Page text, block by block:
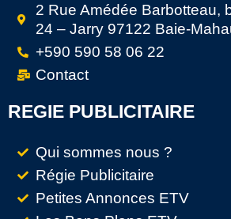
2 Rue Amédée Barbotteau,
24 – Jarry 97122 Baie-
+590 590 58 06 22
Contact
REGIE PUBLICITAIRE
Qui sommes nous ?
Régie Publicitaire
Petites Annonces ETV